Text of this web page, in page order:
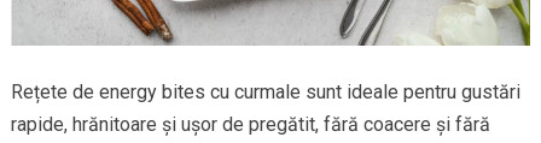
Rețete de energy bites cu curmale sunt ideale pentru gustări
rapide, hrănitoare și ușor de pregătit, fără coacere și fără